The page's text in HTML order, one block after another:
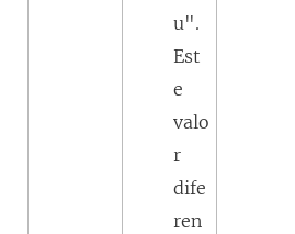
u".
Est
e
valo
r
dife
ren